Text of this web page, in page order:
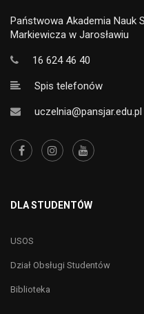
Państwowa Akademia Nauk
Markiewicza w Jarosławiu
16 624 46 40
Spis telefonów
uczelnia@pansjar.edu.pl
DLA STUDENTÓW
USOS
Dział Obsługi Studentów
Biblioteka